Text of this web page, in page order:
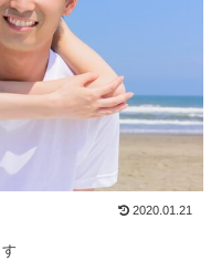
2020.01.21